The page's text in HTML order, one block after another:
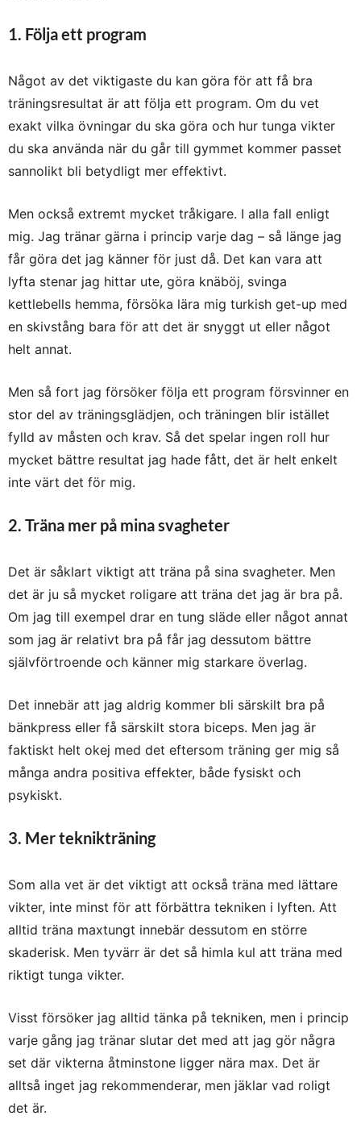
1. Följa ett program
Något av det viktigaste du kan göra för att få bra
träningsresultat är att följa ett program. Om du vet
exakt vilka övningar du ska göra och hur tunga vikter
du ska använda när du går till gymmet kommer passet
sannolikt bli betydligt mer effektivt.
Men också extremt mycket tråkigare. I alla fall enligt
mig. Jag tränar gärna i princip varje dag – så länge jag
får göra det jag känner för just då. Det kan vara att
lyfta stenar jag hittar ute, göra knäböj, svinga
kettlebells hemma, försöka lära mig turkish get-up med
en skivstång bara för att det är snyggt ut eller något
helt annat.
Men så fort jag försöker följa ett program försvinner en
stor del av träningsglädjen, och träningen blir istället
fylld av måsten och krav. Så det spelar ingen roll hur
mycket bättre resultat jag hade fått, det är helt enkelt
inte värt det för mig.
2. Träna mer på mina svagheter
Det är såklart viktigt att träna på sina svagheter. Men
det är ju så mycket roligare att träna det jag är bra på.
Om jag till exempel drar en tung släde eller något annat
som jag är relativt bra på får jag dessutom bättre
självförtroende och känner mig starkare överlag.
Det innebär att jag aldrig kommer bli särskilt bra på
bänkpress eller få särskilt stora biceps. Men jag är
faktiskt helt okej med det eftersom träning ger mig så
många andra positiva effekter, både fysiskt och
psykiskt.
3. Mer teknikträning
Som alla vet är det viktigt att också träna med lättare
vikter, inte minst för att förbättra tekniken i lyften. Att
alltid träna maxtungt innebär dessutom en större
skaderisk. Men tyvärr är det så himla kul att träna med
riktigt tunga vikter.
Visst försöker jag alltid tänka på tekniken, men i princip
varje gång jag tränar slutar det med att jag gör några
set där vikterna åtminstone ligger nära max. Det är
alltså inget jag rekommenderar, men jäklar vad roligt
det är.